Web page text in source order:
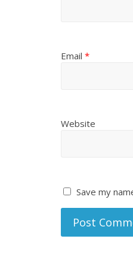
Email *
Website
Save my